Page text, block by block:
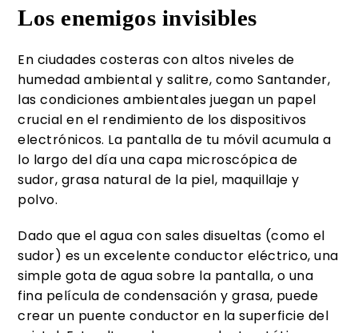
Los enemigos invisibles
En ciudades costeras con altos niveles de
humedad ambiental y salitre, como Santander,
las condiciones ambientales juegan un papel
crucial en el rendimiento de los dispositivos
electrónicos. La pantalla de tu móvil acumula a
lo largo del día una capa microscópica de
sudor, grasa natural de la piel, maquillaje y
polvo.
Dado que el agua con sales disueltas (como el
sudor) es un excelente conductor eléctrico, una
simple gota de agua sobre la pantalla, o una
fina película de condensación y grasa, puede
crear un puente conductor en la superficie del